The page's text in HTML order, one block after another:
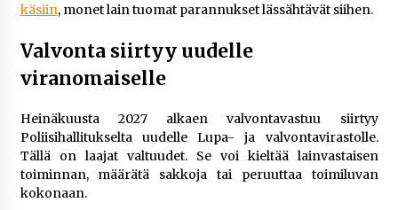
käsiin, monet lain tuomat parannukset lässähtävät siihen.
Valvonta siirtyy uudelle
viranomaiselle
Heinäkuusta 2027 alkaen valvontavastuu siirtyy
Poliisihallitukselta uudelle Lupa- ja valvontavirastolle.
Tällä on laajat valtuudet. Se voi kieltää lainvastaisen
toiminnan, määrätä sakkoja tai peruuttaa toimiluvan
kokonaan.